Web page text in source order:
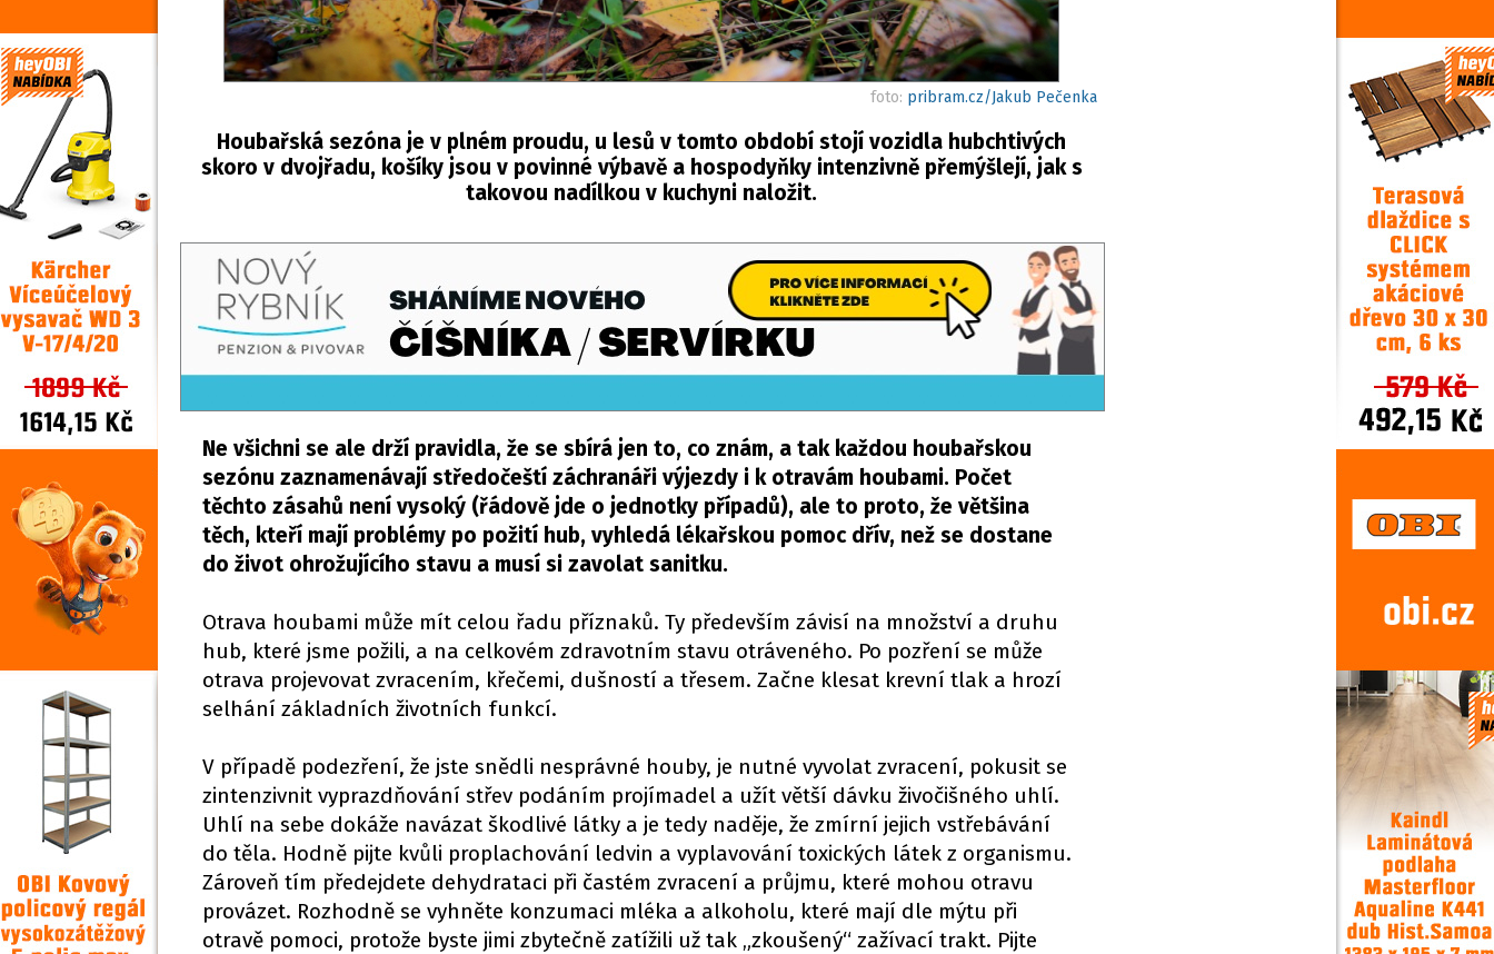
foto: pribram.cz/Jakub Pečenka
Houbařská sezóna je v plném proudu, u lesů v tomto období stojí vozidla hubchtivých
skoro v dvojřadu, košíky jsou v povinné výbavě a hospodyňky intenzivně přemýšlejí, jak s
takovou nadílkou v kuchyni naložit.
Ne všichni se ale drží pravidla, že se sbírá jen to, co znám, a tak každou houbařskou
sezónu zaznamenávají středočeští záchranáři výjezdy i k otravám houbami. Počet
těchto zásahů není vysoký (řádově jde o jednotky případů), ale to proto, že většina
těch, kteří mají problémy po požití hub, vyhledá lékařskou pomoc dřív, než se dostane
do život ohrožujícího stavu a musí si zavolat sanitku.
Otrava houbami může mít celou řadu příznaků. Ty především závisí na množství a druhu
hub, které jsme požili, a na celkovém zdravotním stavu otráveného. Po pozření se může
otrava projevovat zvracením, křečemi, dušností a třesem. Začne klesat krevní tlak a hrozí
selhání základních životních funkcí.
V případě podezření, že jste snědli nesprávné houby, je nutné vyvolat zvracení, pokusit se
zintenzivnit vyprazdňování střev podáním projímadel a užít větší dávku živočišného uhlí.
Uhlí na sebe dokáže navázat škodlivé látky a je tedy naděje, že zmírní jejich vstřebávání
do těla. Hodně pijte kvůli proplachování ledvin a vyplavování toxických látek z organismu.
Zároveň tím předejdete dehydrataci při častém zvracení a průjmu, které mohou otravu
provázet. Rozhodně se vyhněte konzumaci mléka a alkoholu, které mají dle mýtu při
otravě pomoci, protože byste jimi zbytečně zatížili už tak „zkoušený“ zažívací trakt. Pijte